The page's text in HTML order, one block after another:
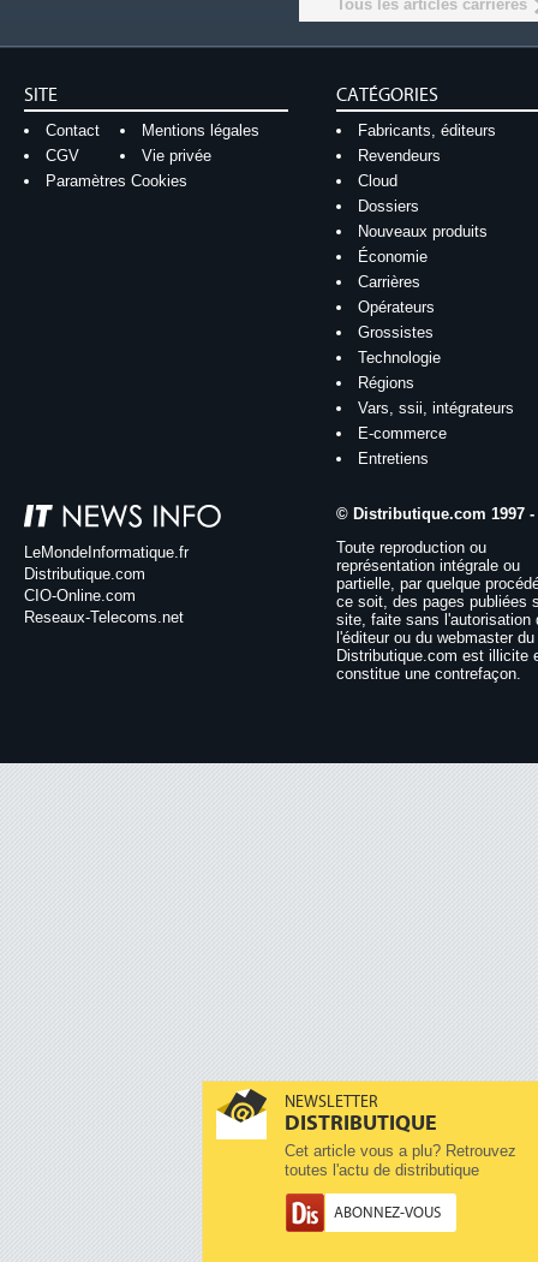
NEWSLETTER
DISTRIBUTIQUE
Cet article vous a plu? Retrouvez
toutes l'actu de distributique
ABONNEZ-VOUS
Tous les articles carrières
SITE
Contact
Mentions légales
CGV
Vie privée
Paramètres Cookies
CATÉGORIES
Fabricants, éditeurs
Revendeurs
Cloud
Dossiers
Nouveaux produits
Économie
Carrières
Opérateurs
Grossistes
Technologie
Régions
Vars, ssii, intégrateurs
E-commerce
Entretiens
LeMondeInformatique.fr
Distributique.com
CIO-Online.com
Reseaux-Telecoms.net
© Distributique.com 1997 -
Toute reproduction ou
représentation intégrale ou
partielle, par quelque
ce soit, des pages publiées
site, faite sans l'autorisation
l'éditeur ou du webmaster
Distributique.com est illicite
constitue une contrefaçon.